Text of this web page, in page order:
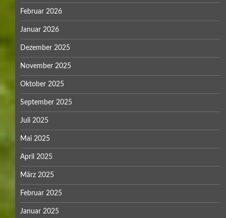
Februar 2026
Januar 2026
Dezember 2025
November 2025
Oktober 2025
September 2025
Juli 2025
Mai 2025
April 2025
März 2025
Februar 2025
Januar 2025